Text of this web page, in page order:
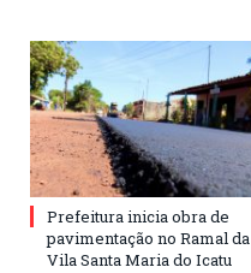
Prefeitura inicia obra de
pavimentação no Ramal da
Vila Santa Maria do Icatu